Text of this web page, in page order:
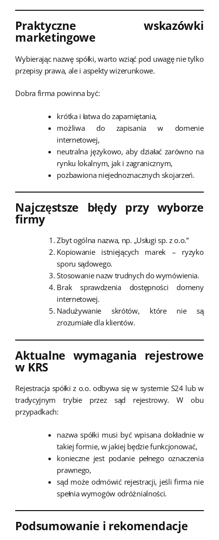
Praktyczne wskazówki
marketingowe
Wybierając nazwę spółki, warto wziąć pod uwagę nie tylko
przepisy prawa, ale i aspekty wizerunkowe.
Dobra firma powinna być:
krótka i łatwa do zapamiętania,
możliwa do zapisania w domenie
internetowej,
neutralna językowo, aby działać zarówno na
rynku lokalnym, jak i zagranicznym,
pozbawiona niejednoznacznych skojarzeń.
Najczęstsze błędy przy wyborze
firmy
Zbyt ogólna nazwa, np. „Usługi sp. z o.o.”
Kopiowanie istniejących marek – ryzyko
sporu sądowego.
Stosowanie nazw trudnych do wymówienia.
Brak sprawdzenia dostępności domeny
internetowej.
Nadużywanie skrótów, które nie są
zrozumiałe dla klientów.
Aktualne wymagania rejestrowe
w KRS
Rejestracja spółki z o.o. odbywa się w systemie S24 lub w
tradycyjnym trybie przez sąd rejestrowy. W obu
przypadkach:
nazwa spółki musi być wpisana dokładnie w
takiej formie, w jakiej będzie funkcjonować,
konieczne jest podanie pełnego oznaczenia
prawnego,
sąd może odmówić rejestracji, jeśli firma nie
spełnia wymogów odróżnialności.
Podsumowanie i rekomendacje